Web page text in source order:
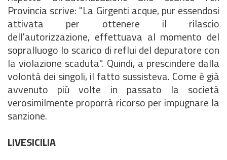
Provincia scrive: "La Girgenti acque, pur essendosi
attivata per ottenere il rilascio
dell'autorizzazione, effettuava al momento del
sopralluogo lo scarico di reflui del depuratore con
la violazione scaduta". Quindi, a prescindere dalla
volontà dei singoli, il fatto sussisteva. Come è già
avvenuto più volte in passato la società
verosimilmente proporrà ricorso per impugnare la
sanzione.
LIVESICILIA